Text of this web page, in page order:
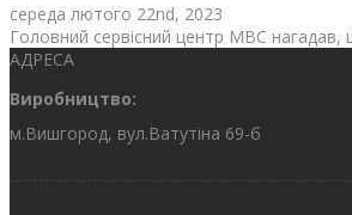
середа лютого 22nd, 2023
Головний сервісний центр МВС нагадав,
АДРЕСА
Виробництво:
м.Вишгород, вул.Ватутіна 69-б